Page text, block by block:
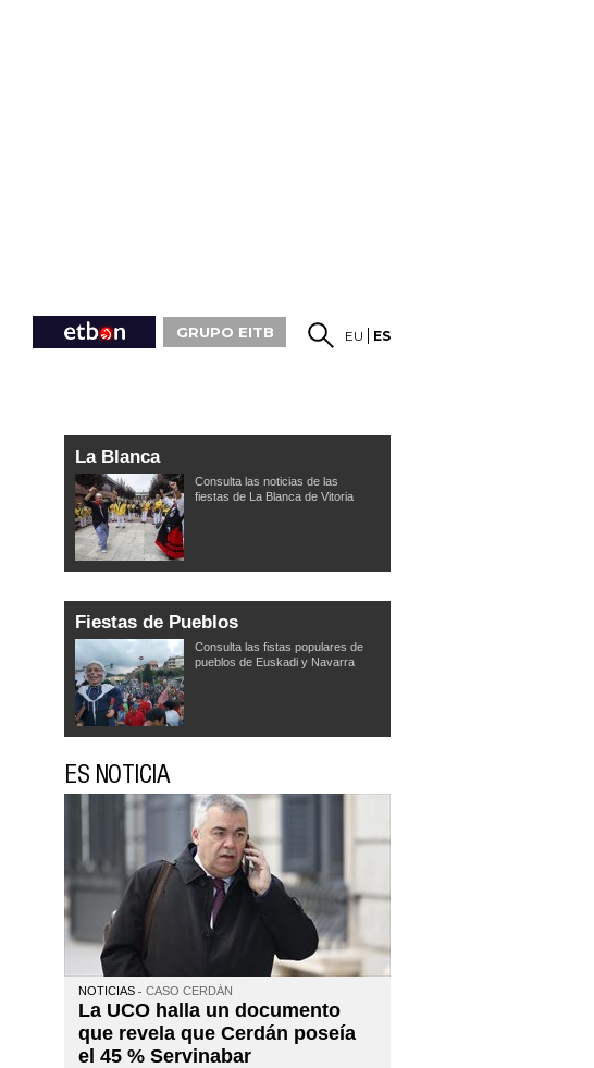
GRUPO EITB EU ES
La Blanca
Consulta las noticias de las
fiestas de La Blanca de Vitoria
Fiestas de Pueblos
Consulta las fistas populares de
pueblos de Euskadi y Navarra
ES NOTICIA
NOTICIAS CASO CERDÁN
La UCO halla un documento
que revela que Cerdán poseía
el 45 % Servinabar